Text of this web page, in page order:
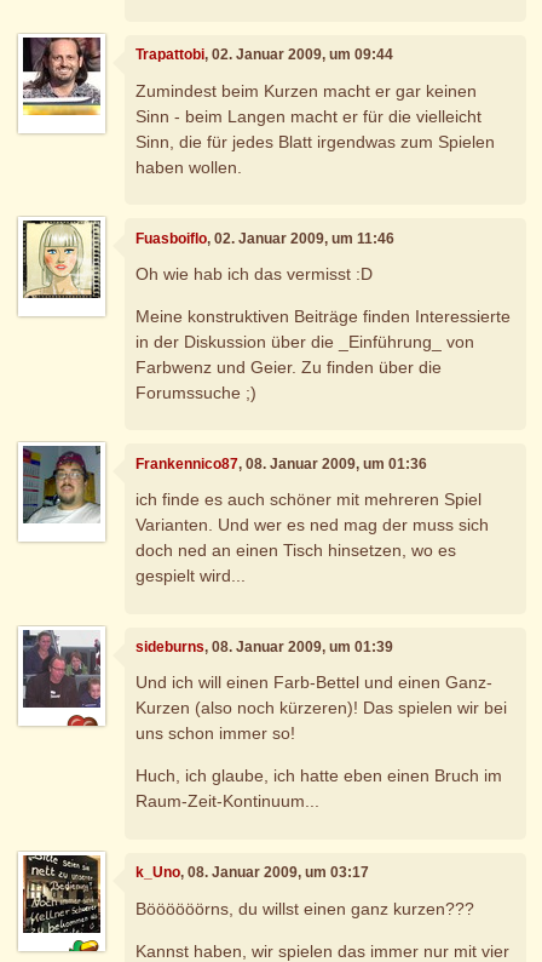
Trapattobi, 02. Januar 2009, um 09:44
Zumindest beim Kurzen macht er gar keinen
Sinn - beim Langen macht er für die vielleicht
Sinn, die für jedes Blatt irgendwas zum Spielen
haben wollen.
Fuasboiflo, 02. Januar 2009, um 11:46
Oh wie hab ich das vermisst :D
Meine konstruktiven Beiträge finden Interessierte
in der Diskussion über die _Einführung_ von
Farbwenz und Geier. Zu finden über die
Forumssuche ;)
Frankennico87, 08. Januar 2009, um 01:36
ich finde es auch schöner mit mehreren Spiel
Varianten. Und wer es ned mag der muss sich
doch ned an einen Tisch hinsetzen, wo es
gespielt wird...
sideburns, 08. Januar 2009, um 01:39
Und ich will einen Farb-Bettel und einen Ganz-
Kurzen (also noch kürzeren)! Das spielen wir bei
uns schon immer so!
Huch, ich glaube, ich hatte eben einen Bruch im
Raum-Zeit-Kontinuum...
k_Uno, 08. Januar 2009, um 03:17
Böööööörns, du willst einen ganz kurzen???
Kannst haben, wir spielen das immer nur mit vier